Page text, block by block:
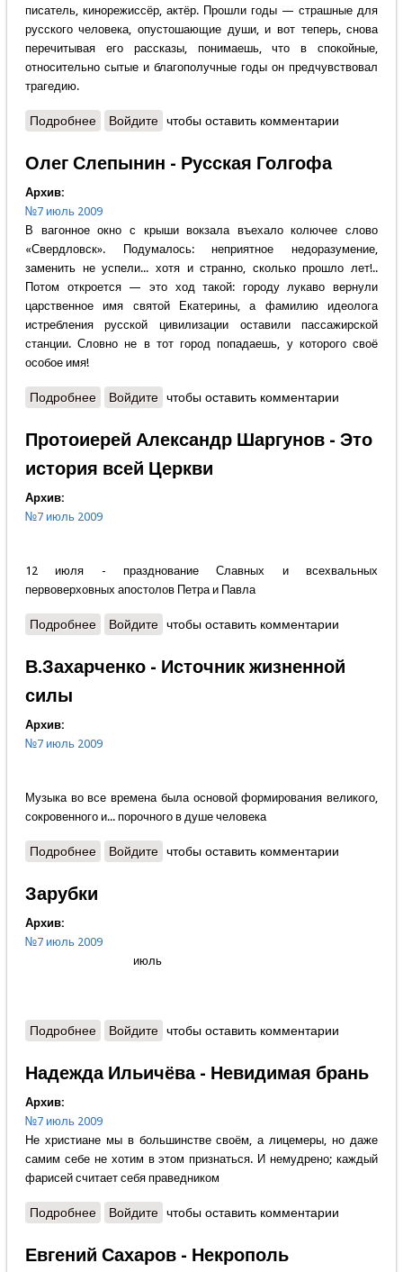
писатель, кинорежиссёр, актёр. Прошли годы — страшные для
русского человека, опустошающие души, и вот теперь, снова
перечитывая его рассказы, понимаешь, что в спокойные,
относительно сытые и благополучные годы он предчувствовал
трагедию.
Подробнеео Александр Бобров - Растревоживший Русь
Войдите чтобы оставить комментарии
Олег Слепынин - Русская Голгофа
Архив:
№7 июль 2009
В вагонное окно с крыши вокзала въехало колючее слово
«Свердловск». Подумалось: неприятное недоразумение,
заменить не успели... хотя и странно, сколько прошло лет!..
Потом откроется — это ход такой: городу лукаво вернули
царственное имя святой Екатерины, а фамилию идеолога
истребления русской цивилизации оставили пассажирской
станции. Словно не в тот город попадаешь, у которого своё
особое имя!
Подробнеео Олег Слепынин - Русская Голгофа
Войдите чтобы оставить комментарии
Протоиерей Александр Шаргунов - Это
история всей Церкви
Архив:
№7 июль 2009
12 июля - празднование Славных и всехвальных
первоверховных апостолов Петра и Павла
Подробнеео Протоиерей Александр Шаргунов - Это история
Войдите чтобы оставить комментарии
В.Захарченко - Источник жизненной
силы
Архив:
№7 июль 2009
Музыка во все времена была основой формирования великого,
сокровенного и... порочного в душе человека
Подробнеео В.Захарченко - Источник жизненной силы
Войдите чтобы оставить комментарии
Зарубки
Архив:
№7 июль 2009
июль
Подробнеео Зарубки
Войдите чтобы оставить комментарии
Надежда Ильичёва - Невидимая брань
Архив:
№7 июль 2009
Не христиане мы в большинстве своём, а лицемеры, но даже
самим себе не хотим в этом признаться. И немудрено; каждый
фарисей считает себя праведником
Подробнеео Надежда Ильичёва - Невидимая брань
Войдите чтобы оставить комментарии
Евгений Сахаров - Некрополь